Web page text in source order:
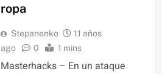
ropa
Stepanenko
11 años
ago
0 1 mins
Masterhacks – En un ataque